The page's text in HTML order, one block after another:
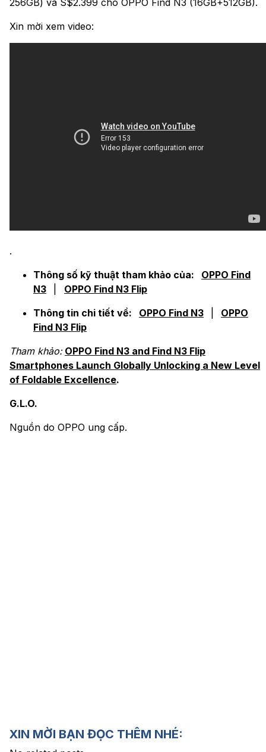
256GB) và S$2.399 cho OPPO Find N3 (16GB+512GB).
Xin mời xem video:
.
Thông số kỹ thuật tham khảo của: OPPO Find
N3
OPPO Find N3 Flip
Thông tin chi tiết về: OPPO Find N3
OPPO
Find N3 Flip
Tham khảo: OPPO Find N3 and Find N3 Flip
Smartphones Launch Globally Unlocking a New Level
of Foldable Excellence.
G.L.O.
Nguồn do OPPO ung cấp.
XIN MỜI BẠN ĐỌC THÊM NHÉ: